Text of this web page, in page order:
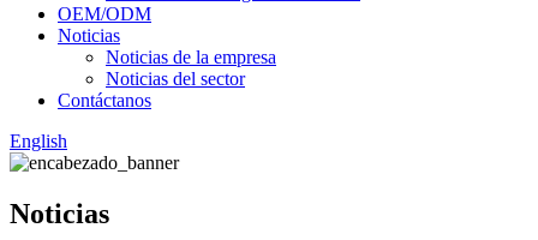
OEM/ODM
Noticias
Noticias de la empresa
Noticias del sector
Contáctanos
English
Noticias